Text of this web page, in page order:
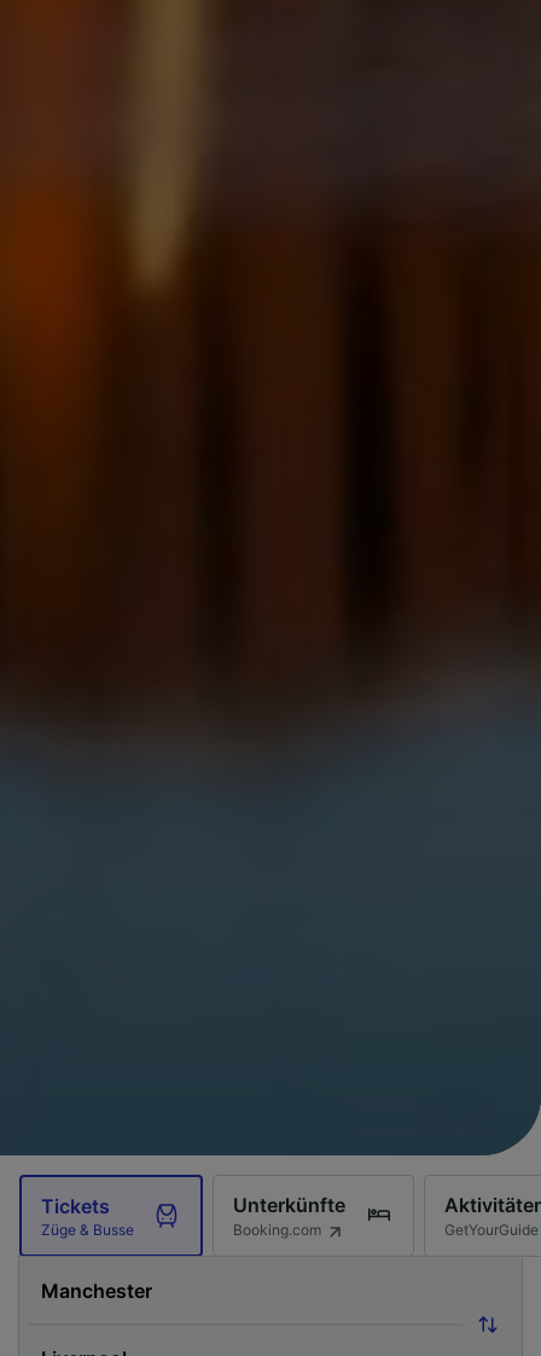
Tickets
Züge & Busse
Unterkünfte
Booking.com GetYourGuide